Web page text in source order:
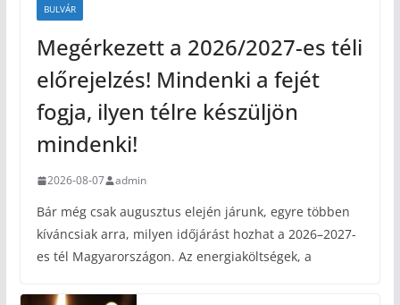
BULVÁR
Megérkezett a 2026/2027-es téli
előrejelzés! Mindenki a fejét
fogja, ilyen télre készüljön
mindenki!
2026-08-07 admin
Bár még csak augusztus elején járunk, egyre többen
kíváncsiak arra, milyen időjárást hozhat a 2026–2027-
es tél Magyarországon. Az energiaköltségek, a